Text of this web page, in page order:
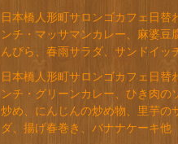
日本橋人形町サロンゴカフェ日替
ンチ・マッサマンカレー、麻婆豆
んぴら、春雨サラダ、サンドイッ
日本橋人形町サロンゴカフェ日替
ンチ・グリーンカレー、ひき肉の
炒め、にんじんの炒め物、里芋の
ダ、揚げ春巻き、バナナケーキ他